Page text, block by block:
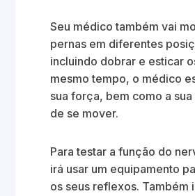
Seu médico também vai
pernas em diferentes
incluindo dobrar e esticar
mesmo tempo, o médico
sua força, bem como a
de se mover.
Para testar a função do
irá usar um equipamento
os seus reflexos. Também